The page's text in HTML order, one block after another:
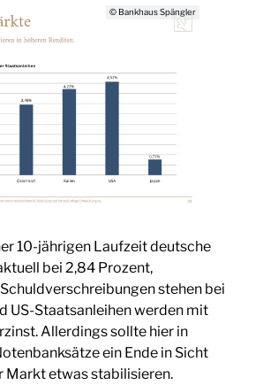
© Bankhaus Spängler
10-jährigen Laufzeit deutsche
bei 2,84 Prozent,
stehen bei
US-Staatsanleihen werden mit
Allerdings sollte hier in
ein Ende in Sicht
Markt etwas stabilisieren.